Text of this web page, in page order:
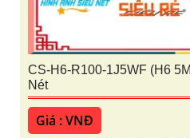
CS-H6-R100-1J5WF (H6
Nét
Giá : VNĐ